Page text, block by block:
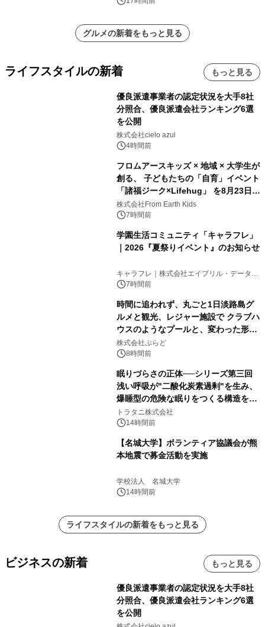
グルメの新着をもっと見る
ライフスタイルの新着 もっと見る
優良派遣事業者の認定状況を大手8社
分照合、優良派遣会社ランキング6選
を公開
株式会社cielo azul
4時間前
フロムアースキッズ × 地域 × 大学生が
創る、 子どもたちの「自育」イベント
「諸福ジーク×Lifehug」 を8月23日
(日)開催
株式会社From Earth Kids
7時間前
学園生活コミュニティ「キャラフレ」
｜2026『夏祭りイベント』のお知らせ
キャラフレ｜株式会社エイプリル・データ・
デザインズ
7時間前
時間に追われず、丸ごと1日淡路島グ
ルメと観光、レジャー施設で クラブハ
ウスのようなプールと、変わった形の
サウナも 「THE BOXY AWAJI」のお
得な素泊まり連泊プランで
株式会社ぷらど
8時間前
眠りづらさの正体──シリーズ第三回
浅い呼吸が"二酸化炭素過剰"を生み、
爆睡型の危険な眠りをつくる構造を解
説
トラタニ株式会社
14時間前
【名城大学】ボランティア協議会が熊
本地震で募金活動を実施
学校法人 名城大学
14時間前
ライフスタイルの新着をもっと見る
ビジネスの新着 もっと見る
優良派遣事業者の認定状況を大手8社
分照合、優良派遣会社ランキング6選
を公開